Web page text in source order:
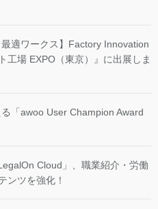
最適ワークス】Factory Innovation
工場 EXPO（東京）』に出展しま
「awoo User Champion Award
Cloud」、職業紹介・労働
ンツを強化！